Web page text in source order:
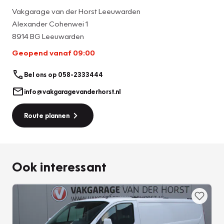
Vakgarage van der Horst Leeuwarden
Alexander Cohenwei 1
8914 BG Leeuwarden
Geopend vanaf 09:00
Bel ons op 058-2333444
info@vakgaragevanderhorst.nl
Route plannen
Ook interessant